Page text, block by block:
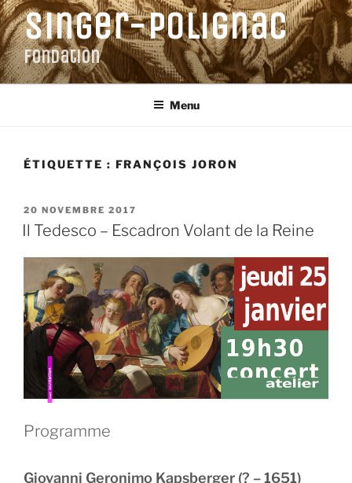
Aller
au
contenu
principal
Singer-Polignac
Fondation
Menu
ÉTIQUETTE : FRANÇOIS JORON
PUBLIÉ
LE
20 NOVEMBRE 2017
Il Tedesco – Escadron Volant de la Reine
Programme
Giovanni Geronimo Kapsberger (? – 1651)